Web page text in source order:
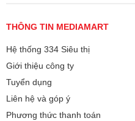
THÔNG TIN MEDIAMART
Hệ thống 334 Siêu thị
Giới thiệu công ty
Tuyển dụng
Liên hệ và góp ý
Phương thức thanh toán